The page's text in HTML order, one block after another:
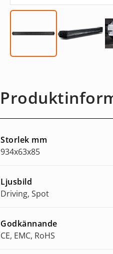
Storlek mm
934x63x85
Ljusbild
Driving, Spot
Godkännande
CE, EMC, RoHS